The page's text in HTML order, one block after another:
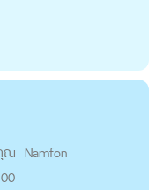
ณ Namfon